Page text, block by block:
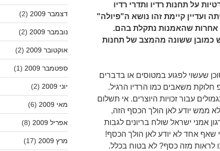
על תחנות רדיו ותדרי רדיו
ועדיין קיימת זהו נושא ה"פיולה"
אחרות שהאמנות נתקלת בהם.
כמובן ששונה מהמצב של תחנות
שעשוי לפגוע במטוסים או בדברים
חלוקת משאבים כמו הרדיו הרגיל.
עבור זכויות היוצרים. אי תשלום
ממש יודע לאן הולך הכסף הזה,
אמני ישראל שולח בריונים לגבות
אחד לא יודע לאן הולך הכסף!
לראות מזה כסף? לא בטוח בכלל.
דצמבר 2009 (2)
נובמבר 2009 (2)
אוקטובר 2009 (2)
ספטמבר 2009 (1)
יוני 2009 (2)
מאי 2009 (6)
אפריל 2009 (8)
מרץ 2009 (17)